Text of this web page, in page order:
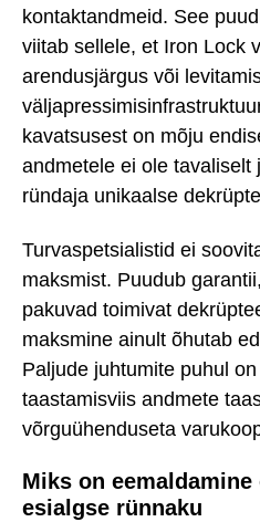
kontaktandmeid. See
viitab sellele, et Iron Lock
arendusjärgus või
kavatsusest on mõju
andmetele ei ole tavaliselt
ründaja unikaalse
Turvaspetsialistid ei
maksmist. Puudub
pakuvad toimivat
maksmine ainult õhutab
Paljude juhtumite puhul
taastamisviis andmete
võrguühenduseta
Miks on
esialgse rünnaku